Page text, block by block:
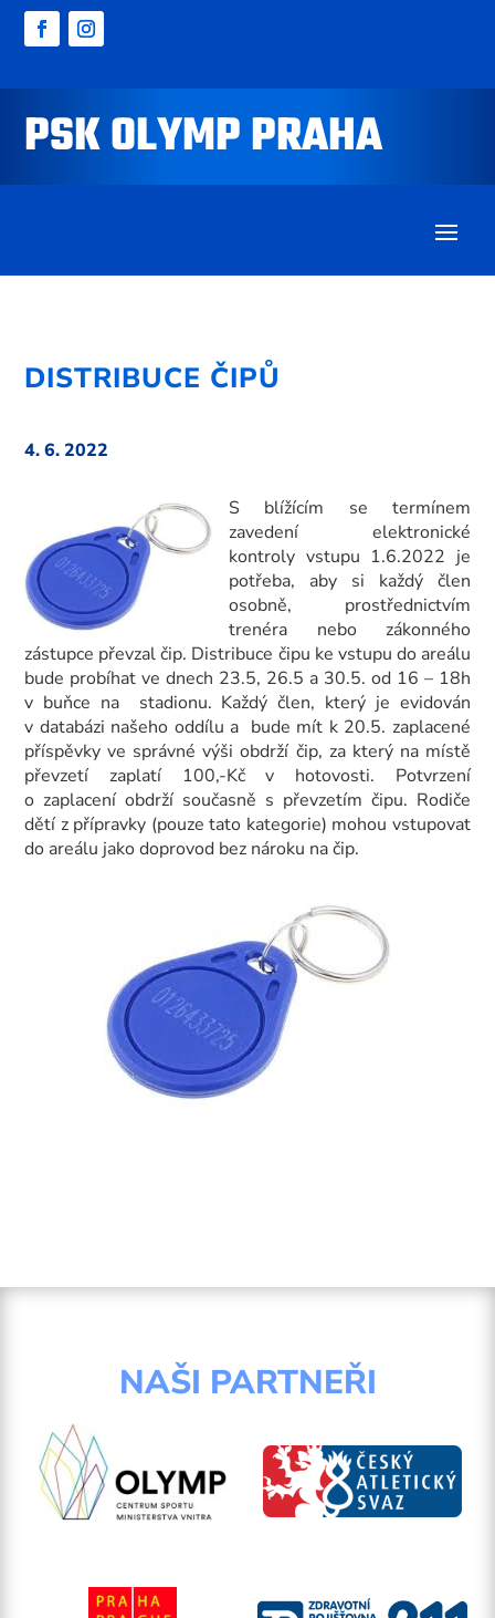
PSK OLYMP PRAHA
DISTRIBUCE ČIPŮ
4. 6. 2022
S blížícím se termínem
zavedení elektronické
kontroly vstupu 1.6.2022 je
potřeba, aby si každý člen
osobně, prostřednictvím
trenéra nebo zákonného
zástupce převzal čip. Distribuce čipu ke vstupu do areálu
bude probíhat ve dnech 23.5, 26.5 a 30.5. od 16 – 18h
v buňce na stadionu. Každý člen, který je evidován
v databázi našeho oddílu a bude mít k 20.5. zaplacené
příspěvky ve správné výši obdrží čip, za který na místě
převzetí zaplatí 100,-Kč v hotovosti. Potvrzení
o zaplacení obdrží současně s převzetím čipu. Rodiče
dětí z přípravky (pouze tato kategorie) mohou vstupovat
do areálu jako doprovod bez nároku na čip.
NAŠI PARTNEŘI